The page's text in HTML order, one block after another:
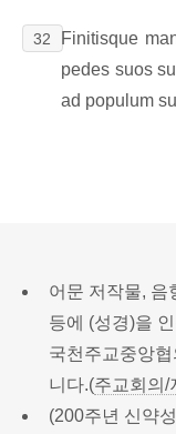
32
Finitisque
pedes suos
ad populum
어문 저작물, 음
등에 (성경)을
국천주교중앙
니다.(주교회의/
(200주년 신약